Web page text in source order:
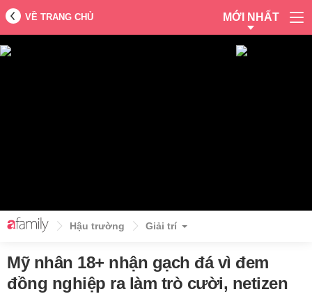
VỀ TRANG CHỦ MỚI NHẤT
Hậu trường Giải trí
Mỹ nhân 18+ nhận gạch đá vì đem
đồng nghiệp ra làm trò cười, netizen